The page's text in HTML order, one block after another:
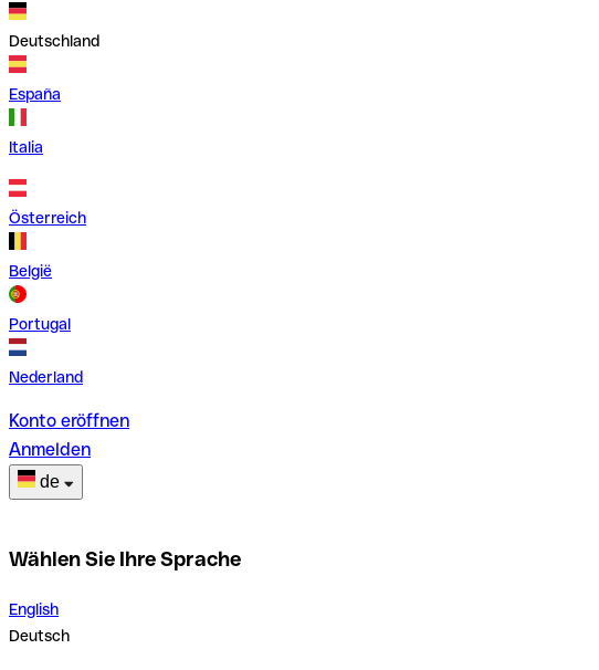
Deutschland
España
Italia
Österreich
België
Portugal
Nederland
Konto eröffnen
Anmelden
de
Wählen Sie Ihre Sprache
English
Deutsch